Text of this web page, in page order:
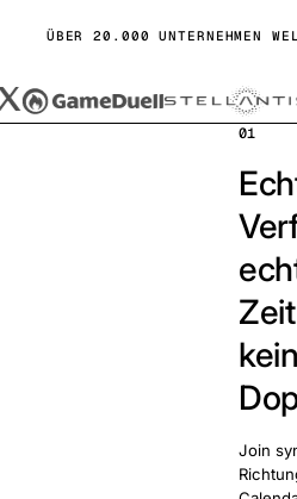
ÜBER 20.000 UNTERNEHMEN
01
Join